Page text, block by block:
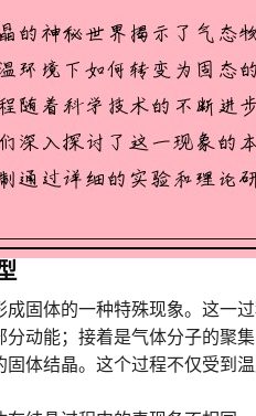
固体的一种特殊现象。这一
动能；接着是气体分子的聚
体结晶。这个过程不仅受到